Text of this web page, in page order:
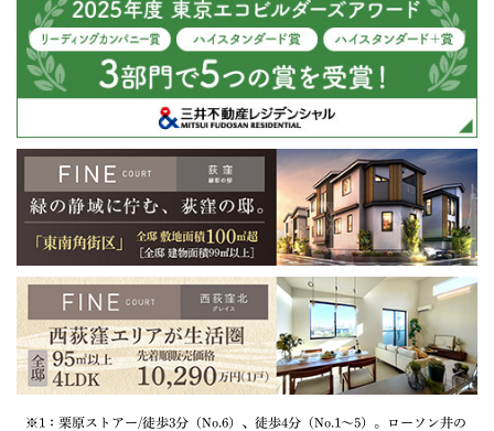
※1：栗原ストアー/徒歩3分（No.6）、徒歩4分（No.1～5）。ローソン井の